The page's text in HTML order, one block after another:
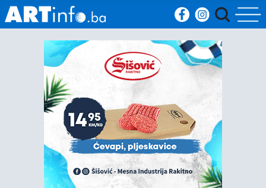
Početna
Vijesti
Sport
Kultura
Crna